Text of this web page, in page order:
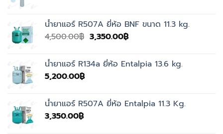
น้ำยาแอร์ R507A ยี่ห้อ BNF ขนาด 11.3 kg.
4,500.00฿ Original
4,500.00฿.
3,350.00฿Current
3,350.00฿.
น้ำยาแอร์ R134a ยี่ห้อ Entalpia 13.6 kg.
5,200.00฿
น้ำยาแอร์ R507A ยี่ห้อ Entalpia 11.3 Kg.
3,350.00฿